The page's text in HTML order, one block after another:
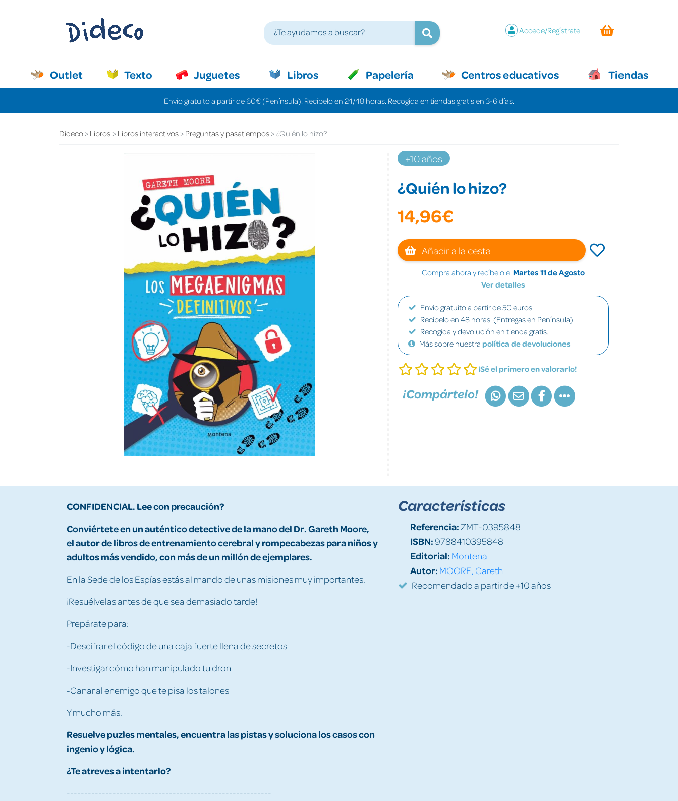
Accede/Regístrate
Outlet Texto Juguetes Libros Papelería Centros educativos Tiendas
Envío gratuito a partir de 60€ (Península). Recíbelo en 24/48 horas. Recogida en tiendas gratis en 3-6 días.
Dideco Libros Libros interactivos Preguntas y pasatiempos ¿Quién lo hizo?
+10 años
¿Quién lo hizo?
14,96€
Añadir a la cesta
Compra ahora y recíbelo el Martes 11 de Agosto
Ver detalles
Envío gratuito a partir de 50 euros.
Recíbelo en 48 horas. (Entregas en Península)
Recogida y devolución en tienda gratis.
Más sobre nuestra política de devoluciones
¡Sé el primero en valorarlo!
¡Compártelo!
CONFIDENCIAL. Lee con precaución?
Conviértete en un auténtico detective de la mano del Dr. Gareth Moore,
el autor de libros de entrenamiento cerebral y rompecabezas para niños y
adultos más vendido, con más de un millón de ejemplares.
En la Sede de los Espías estás al mando de unas misiones muy importantes.
¡Resuélvelas antes de que sea demasiado tarde!
Prepárate para:
-Descifrar el código de una caja fuerte llena de secretos
-Investigar cómo han manipulado tu dron
-Ganar al enemigo que te pisa los talones
Y mucho más.
Resuelve puzles mentales, encuentra las pistas y soluciona los casos con
ingenio y lógica.
¿Te atreves a intentarlo?
----------------------------------------------------------
Características
Referencia: ZMT-0395848
ISBN:9788410395848
Editorial: Montena
Autor: MOORE, Gareth
Recomendado a partir de +10 años